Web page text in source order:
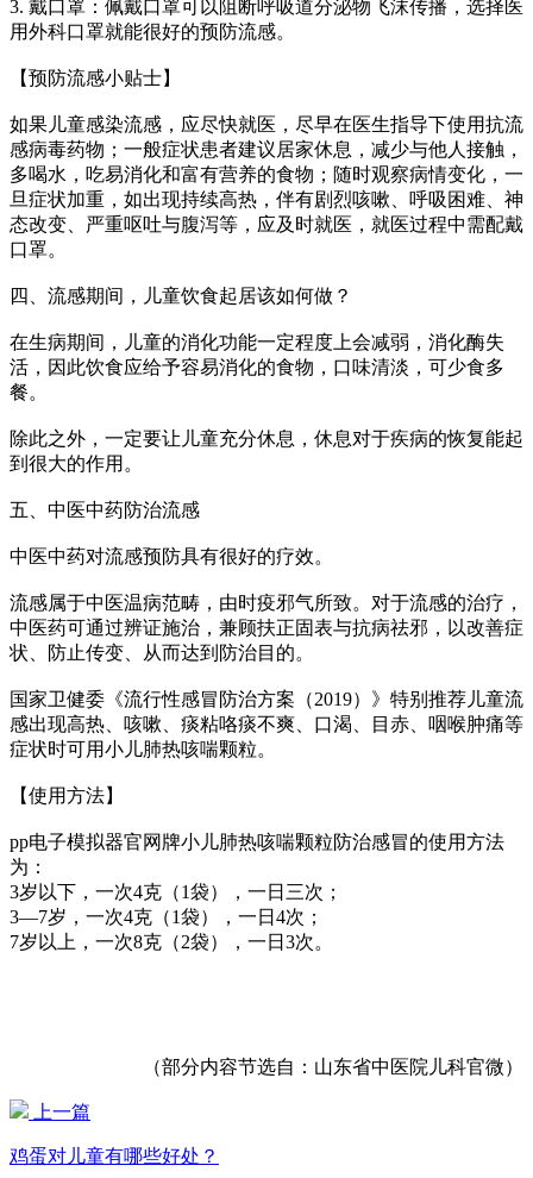
3. 戴口罩：佩戴口罩可以阻断呼吸道分泌物飞沫传播，选择医
用外科口罩就能很好的预防流感。
【预防流感小贴士】
如果儿童感染流感，应尽快就医，尽早在医生指导下使用抗流
感病毒药物；一般症状患者建议居家休息，减少与他人接触，
多喝水，吃易消化和富有营养的食物；随时观察病情变化，一
旦症状加重，如出现持续高热，伴有剧烈咳嗽、呼吸困难、神
态改变、严重呕吐与腹泻等，应及时就医，就医过程中需配戴
口罩。
四、流感期间，儿童饮食起居该如何做？
在生病期间，儿童的消化功能一定程度上会减弱，消化酶失
活，因此饮食应给予容易消化的食物，口味清淡，可少食多
餐。
除此之外，一定要让儿童充分休息，休息对于疾病的恢复能起
到很大的作用。
五、中医中药防治流感
中医中药对流感预防具有很好的疗效。
流感属于中医温病范畴，由时疫邪气所致。对于流感的治疗，
中医药可通过辨证施治，兼顾扶正固表与抗病祛邪，以改善症
状、防止传变、从而达到防治目的。
国家卫健委《流行性感冒防治方案（2019）》特别推荐儿童流
感出现高热、咳嗽、痰粘咯痰不爽、口渴、目赤、咽喉肿痛等
症状时可用小儿肺热咳喘颗粒。
【使用方法】
pp电子模拟器官网牌小儿肺热咳喘颗粒防治感冒的使用方法
为：
3岁以下，一次4克（1袋），一日三次；
3—7岁，一次4克（1袋），一日4次；
7岁以上，一次8克（2袋），一日3次。
（部分内容节选自：山东省中医院儿科官微）
上一篇
鸡蛋对儿童有哪些好处？